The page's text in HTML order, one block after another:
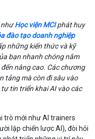
nhưHọc viện MCIphát huy
đào tạo doanh nghiệp
những kiến thức và kỹ
bạn nhanh chóng nắm
nâng cao. Các chương
tảng mà còn đi sâu vào
tin triển khai AI vào các
trò mới như AI trainers
lập chiến lược AI), đòi hỏi